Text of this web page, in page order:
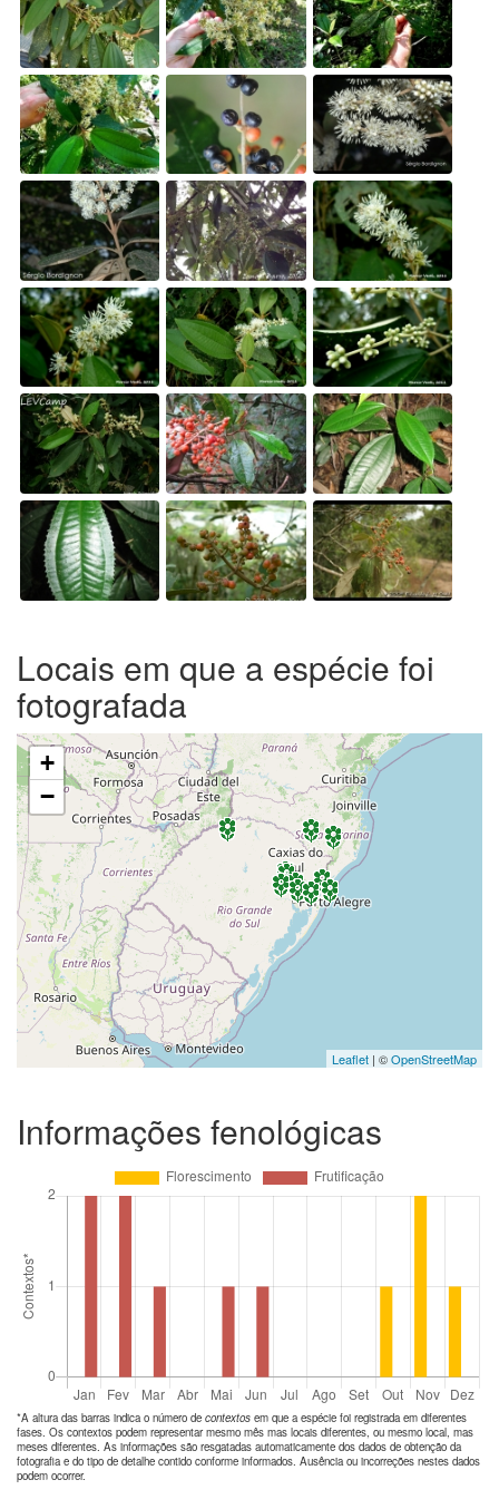
Locais em que a espécie foi
fotografada
+
−
Leaflet | ©OpenStreetMap
Informações fenológicas
*A altura das barras indica o número de contextos em que a espécie foi registrada em diferentes
fases. Os contextos podem representar mesmo mês mas locais diferentes, ou mesmo local, mas
meses diferentes. As informações são resgatadas automaticamente dos dados de obtenção da
fotografia e do tipo de detalhe contido conforme informados. Ausência ou incorreções nestes dados
podem ocorrer.